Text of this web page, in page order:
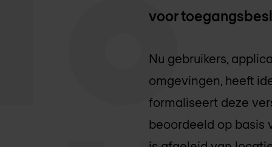
voor
Nu gebruikers,
omgevingen, heeft
formaliseert deze
beoordeeld op basis